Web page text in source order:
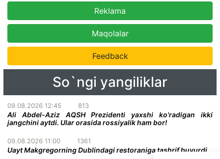
Reklama
Maqolalar
Feedback
So`ngi yangiliklar
09.08.2026 12:45 813
Ali Abdel-Aziz AQSH Prezidenti yaxshi ko'radigan ikki
jangchini aytdi. Ular orasida rossiyalik ham bor!
09.08.2026 11:00 1361
Uayt Makgregorning Dublindagi restoraniga tashrif buyurdi